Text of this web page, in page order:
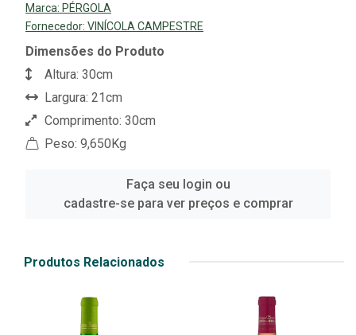
Marca: PÉRGOLA
Fornecedor: VINÍCOLA CAMPESTRE
Dimensões do Produto
Altura: 30cm
Largura: 21cm
Comprimento: 30cm
Peso: 9,650Kg
Faça seu login ou
cadastre-se para ver preços e comprar
Produtos Relacionados